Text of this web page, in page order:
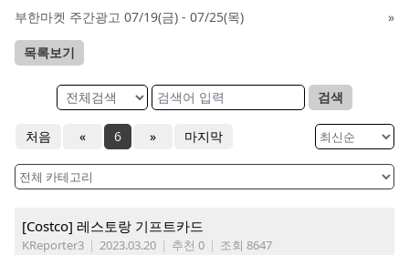
부한마켓 주간광고 07/19(금) - 07/25(목)
»
목록보기
검색
처음 « 6 » 마지막
[Costco] 레스토랑 기프트카드
KReporter3 | 2023.03.20 | 추천 0 | 조회 8647